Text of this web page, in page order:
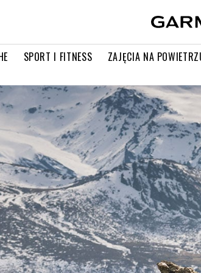
SPORT I FITNESS ZAJĘCIA NA